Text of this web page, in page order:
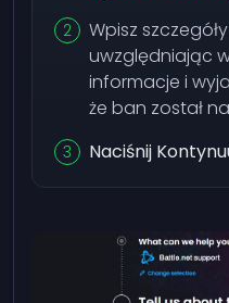
Wpisz
uwzględniając
informacje i
że ban został
Naciśnij